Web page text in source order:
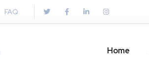
FAQ
Home